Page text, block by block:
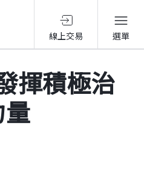
線上交易 選單
揮積極治